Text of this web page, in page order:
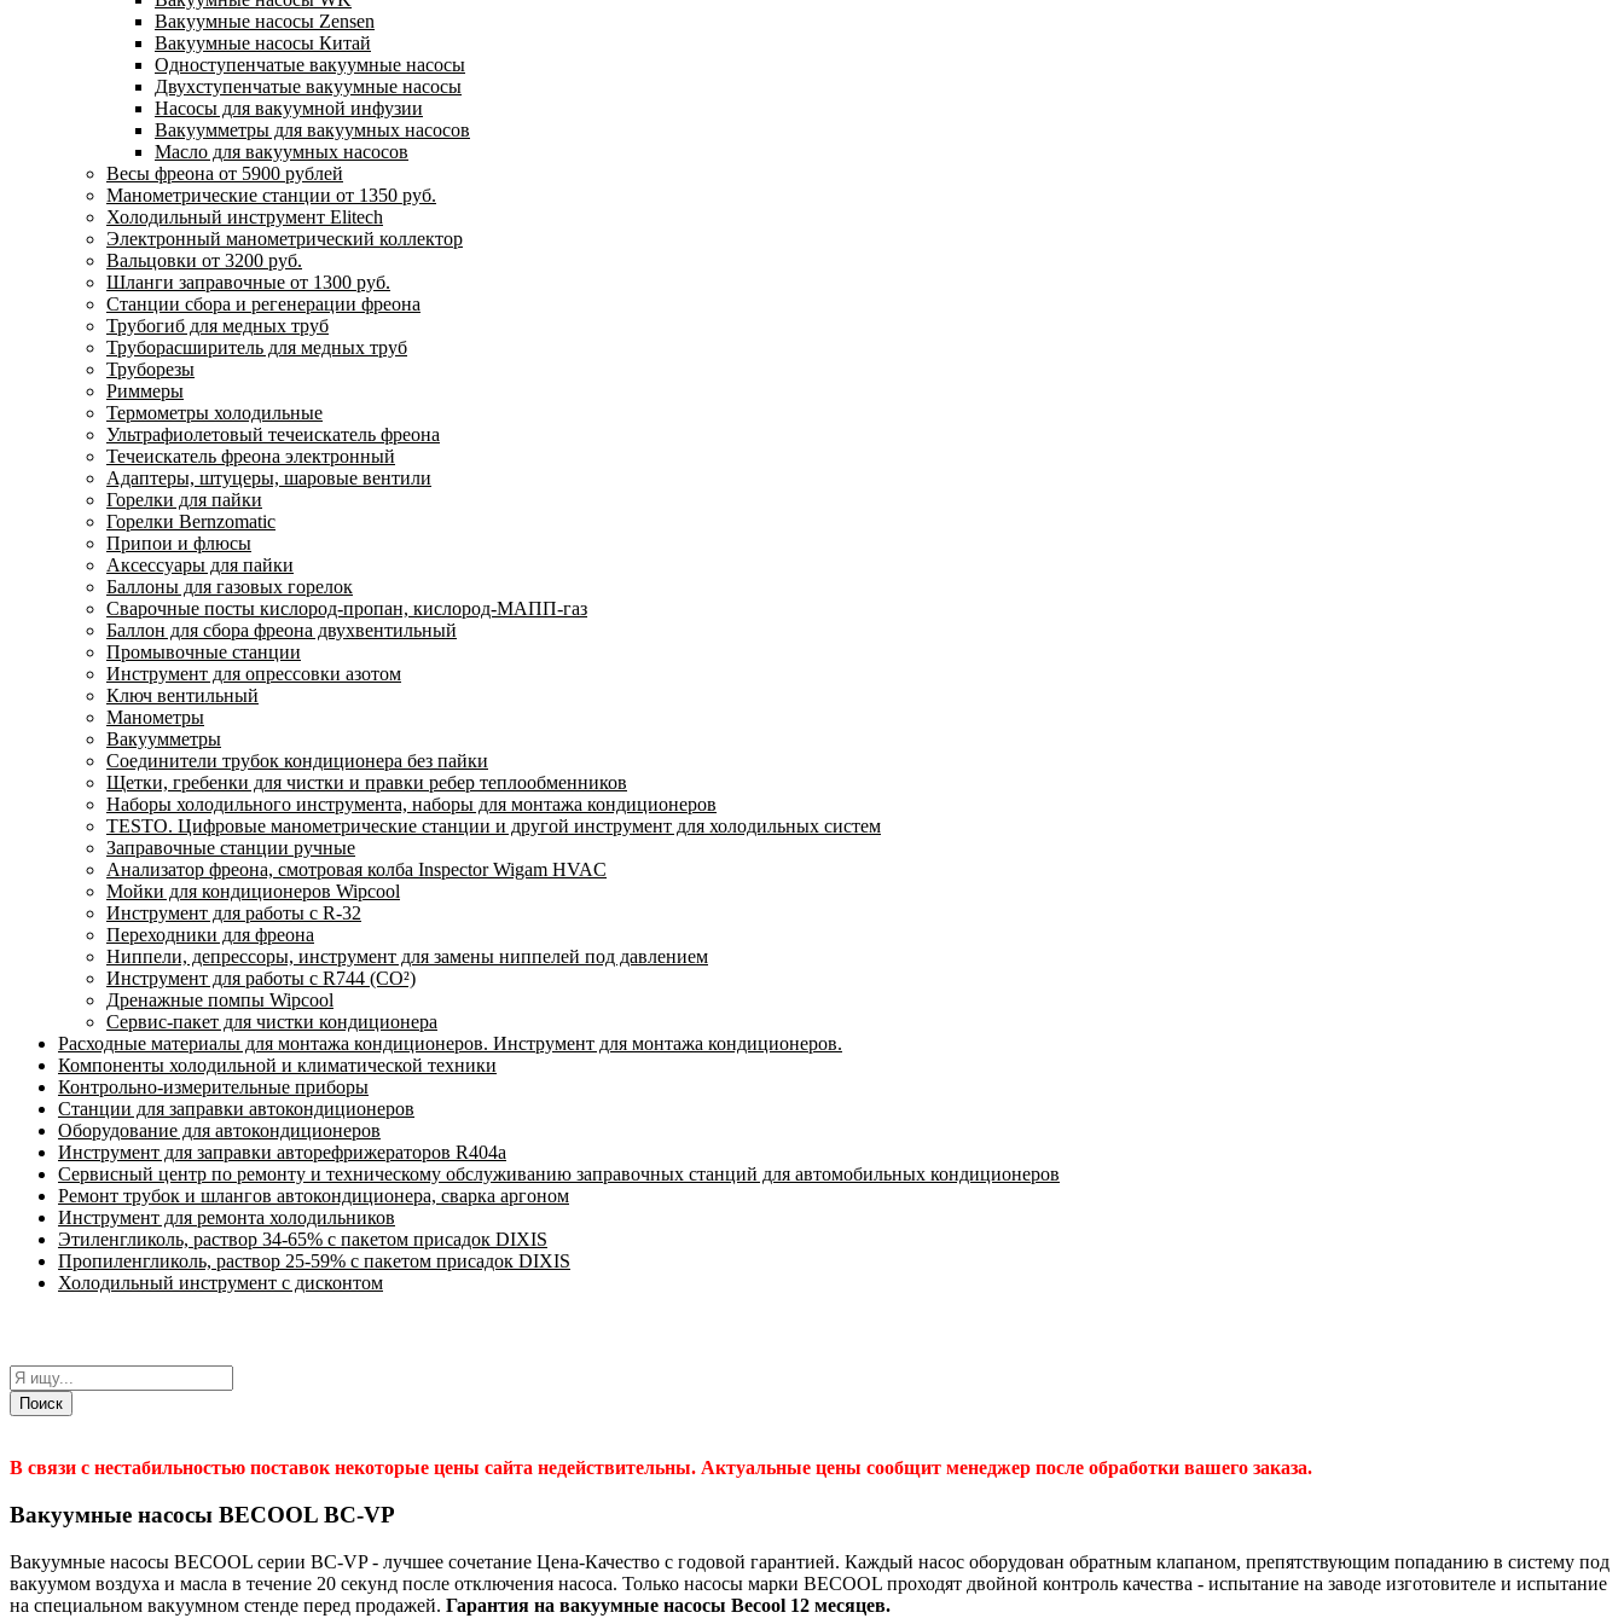
Вакуумные насосы Zensen
Вакуумные насосы Китай
Одноступенчатые вакуумные насосы
Двухступенчатые вакуумные насосы
Насосы для вакуумной инфузии
Вакуумметры для вакуумных насосов
Масло для вакуумных насосов
Весы фреона от 5900 рублей
Манометрические станции от 1350 руб.
Холодильный инструмент Elitech
Электронный манометрический коллектор
Вальцовки от 3200 руб.
Шланги заправочные от 1300 руб.
Станции сбора и регенерации фреона
Трубогиб для медных труб
Труборасширитель для медных труб
Труборезы
Риммеры
Термометры холодильные
Ультрафиолетовый течеискатель фреона
Течеискатель фреона электронный
Адаптеры, штуцеры, шаровые вентили
Горелки для пайки
Горелки Bernzomatic
Припои и флюсы
Аксессуары для пайки
Баллоны для газовых горелок
Сварочные посты кислород-пропан, кислород-МАПП-газ
Баллон для сбора фреона двухвентильный
Промывочные станции
Инструмент для опрессовки азотом
Ключ вентильный
Манометры
Вакуумметры
Соединители трубок кондиционера без пайки
Щетки, гребенки для чистки и правки ребер теплообменников
Наборы холодильного инструмента, наборы для монтажа кондиционеров
TESTO. Цифровые манометрические станции и другой инструмент для холодильных систем
Заправочные станции ручные
Анализатор фреона, смотровая колба Inspector Wigam HVAC
Мойки для кондиционеров Wipcool
Инструмент для работы с R-32
Переходники для фреона
Ниппели, депрессоры, инструмент для замены ниппелей под давлением
Инструмент для работы с R744 (CO²)
Дренажные помпы Wipcool
Сервис-пакет для чистки кондиционера
Расходные материалы для монтажа кондиционеров. Инструмент для монтажа кондиционеров.
Компоненты холодильной и климатической техники
Контрольно-измерительные приборы
Станции для заправки автокондиционеров
Оборудование для автокондиционеров
Инструмент для заправки авторефрижераторов R404a
Сервисный центр по ремонту и техническому обслуживанию заправочных станций для автомобильных кондиционеров
Ремонт трубок и шлангов автокондиционера, сварка аргоном
Инструмент для ремонта холодильников
Этиленгликоль, раствор 34-65% с пакетом присадок DIXIS
Пропиленгликоль, раствор 25-59% с пакетом присадок DIXIS
Холодильный инструмент с дисконтом
Поиск
В связи с нестабильностью поставок некоторые цены сайта недействительны. Актуальные цены сообщит менеджер после обработки вашего заказа.
Вакуумные насосы BECOOL BC-VP
Вакуумные насосы BECOOL серии BC-VP - лучшее сочетание Цена-Качество с годовой гарантией. Каждый насос оборудован обратным клапаном, препятствующим попаданию в систему под
вакуумом воздуха и масла в течение 20 секунд после отключения насоса. Только насосы марки BECOOL проходят двойной контроль качества - испытание на заводе изготовителе и испытание
на специальном вакуумном стенде перед продажей. Гарантия на вакуумные насосы Becool 12 месяцев.